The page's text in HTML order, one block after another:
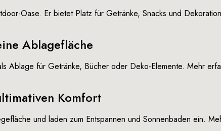
Oase. Er bietet Platz für Getränke, Snacks und
Ablagefläche
Ablage für Getränke, Bücher oder Deko-Elemente. Mehr
Komfort
und laden zum Entspannen und Sonnenbaden ein.